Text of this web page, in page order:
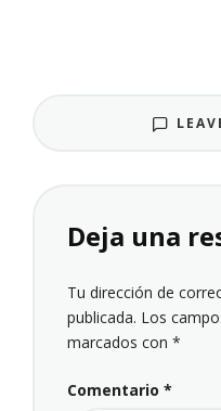
Deja una
Tu dirección de
publicada. Los
marcados con *
Comentario *